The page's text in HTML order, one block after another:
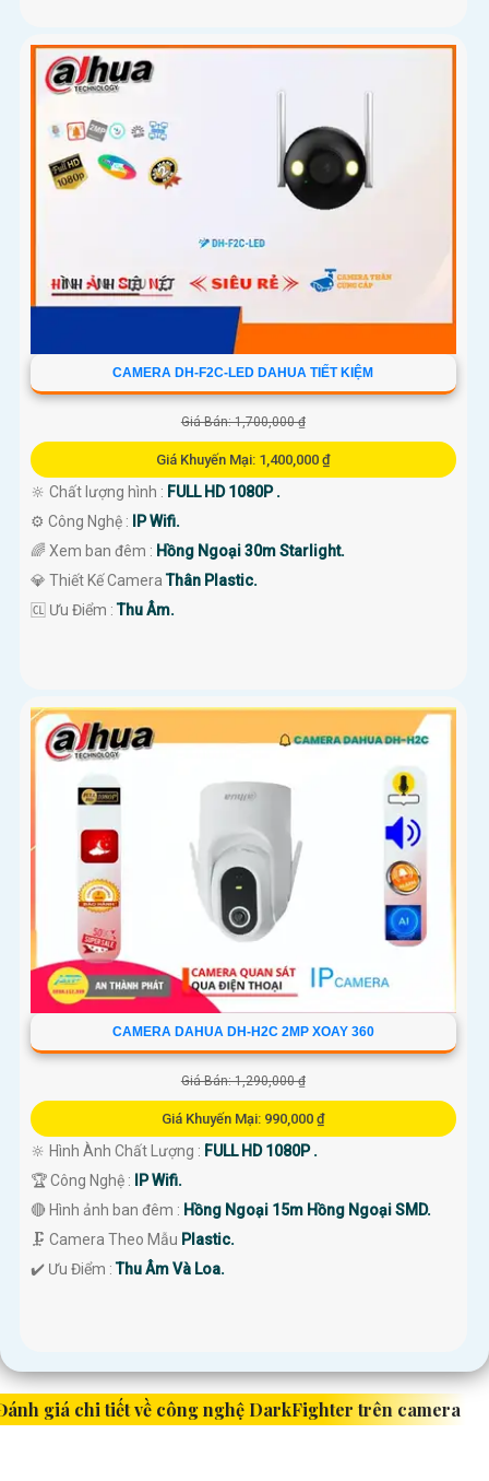
CAMERA DH-F2C-LED DAHUA TIẾT KIỆM
Giá Bán: 1,700,000 ₫
Giá Khuyến Mại: 1,400,000 ₫
🔆 Chất lượng hình : FULL HD 1080P .
⚙ Công Nghệ :
IP Wifi.
🌈 Xem ban đêm : Hồng Ngoại 30m Starlight.
💎 Thiết Kế CameraThân Plastic.
️🆑 Ưu Điểm :Thu Âm.
CAMERA DAHUA DH-H2C 2MP XOAY 360
Giá Bán: 1,290,000 ₫
Giá Khuyến Mại: 990,000 ₫
🔆 Hình Ành Chất Lượng : FULL HD 1080P .
🏆 Công Nghệ :
IP Wifi.
🔴 Hình ảnh ban đêm : Hồng Ngoại 15m Hồng Ngoại SMD.
🗜️ Camera Theo Mẫu Plastic.
️✔️ Ưu Điểm :Thu Âm Và Loa.
giá chi tiết về công nghệ DarkFighter trên camera